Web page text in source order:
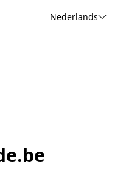
Nederlands